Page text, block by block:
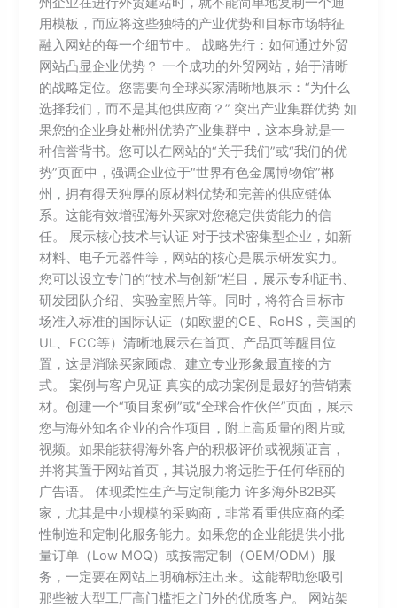
用模板，而应将这些独特的产业优势和目标市场特征
融入网站的每一个细节中。 战略先行：如何通过外贸
网站凸显企业优势？ 一个成功的外贸网站，始于清晰
的战略定位。您需要向全球买家清晰地展示：“为什么
选择我们，而不是其他供应商？” 突出产业集群优势 如
果您的企业身处郴州优势产业集群中，这本身就是一
种信誉背书。您可以在网站的“关于我们”或“我们的优
势”页面中，强调企业位于“世界有色金属博物馆”郴
州，拥有得天独厚的原材料优势和完善的供应链体
系。这能有效增强海外买家对您稳定供货能力的信
任。 展示核心技术与认证 对于技术密集型企业，如新
材料、电子元器件等，网站的核心是展示研发实力。
您可以设立专门的“技术与创新”栏目，展示专利证书、
研发团队介绍、实验室照片等。同时，将符合目标市
场准入标准的国际认证（如欧盟的CE、RoHS，美国的
UL、FCC等）清晰地展示在首页、产品页等醒目位
置，这是消除买家顾虑、建立专业形象最直接的方
式。 案例与客户见证 真实的成功案例是最好的营销素
材。创建一个“项目案例”或“全球合作伙伴”页面，展示
您与海外知名企业的合作项目，附上高质量的图片或
视频。如果能获得海外客户的积极评价或视频证言，
并将其置于网站首页，其说服力将远胜于任何华丽的
广告语。 体现柔性生产与定制能力 许多海外B2B买
家，尤其是中小规模的采购商，非常看重供应商的柔
性制造和定制化服务能力。如果您的企业能提供小批
量订单（Low MOQ）或按需定制（OEM/ODM）服
务，一定要在网站上明确标注出来。这能帮助您吸引
那些被大型工厂高门槛拒之门外的优质客户。 网站架